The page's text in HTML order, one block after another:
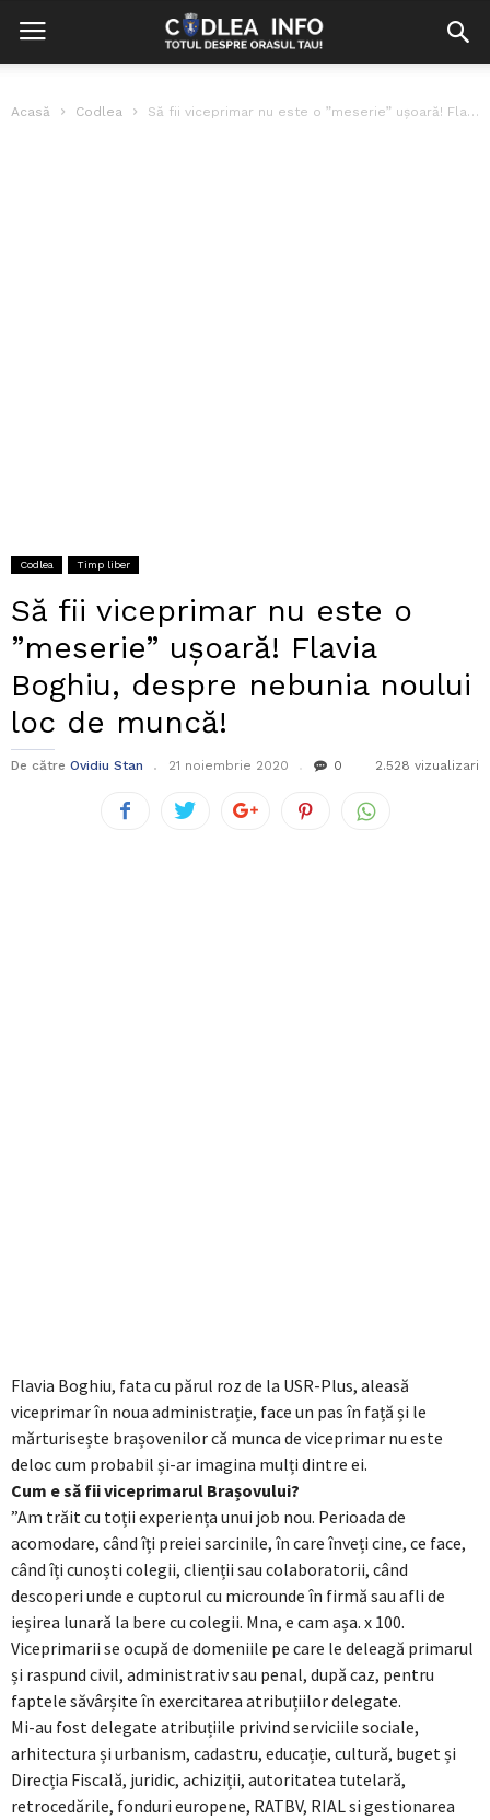
Acasă Codlea Să fii viceprimar nu este o ”meserie” ușoară! Flavia Boghiu, despre nebunia...
Codlea Timp liber
Să fii viceprimar nu este o
”meserie” ușoară! Flavia
Boghiu, despre nebunia noului
loc de muncă!
De către Ovidiu Stan 21 noiembrie 2020 0 2.528 vizualizari
Flavia Boghiu, fata cu părul roz de la USR-Plus, aleasă
viceprimar în noua administrație, face un pas în față și le
mărturisește brașovenilor că munca de viceprimar nu este
deloc cum probabil și-ar imagina mulți dintre ei.
Cum e să fii viceprimarul Brașovului?
”Am trăit cu toții experiența unui job nou. Perioada de
acomodare, când îți preiei sarcinile, în care înveți cine, ce face,
când îți cunoști colegii, clienții sau colaboratorii, când
descoperi unde e cuptorul cu microunde în firmă sau afli de
ieșirea lunară la bere cu colegii. Mna, e cam așa. x 100.
Viceprimarii se ocupă de domeniile pe care le deleagă primarul
și raspund civil, administrativ sau penal, după caz, pentru
faptele săvârșite în exercitarea atribuțiilor delegate.
Mi-au fost delegate atribuțiile privind serviciile sociale,
arhitectura și urbanism, cadastru, educație, cultură, buget și
Direcția Fiscală, juridic, achiziții, autoritatea tutelară,
retrocedările, fonduri europene, RATBV, RIAL si gestionarea